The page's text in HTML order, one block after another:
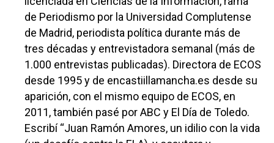
de Periodismo por la Universidad Complutense
de Madrid, periodista política durante más de
tres décadas y entrevistadora semanal (más de
1.000 entrevistas publicadas). Directora de ECOS
desde 1995 y de encastiillamancha.es desde su
aparición, con el mismo equipo de ECOS, en
2011, también pasé por ABC y El Día de Toledo.
Escribí “Juan Ramón Amores, un idilio con la vida
Medio Ambiente
Planeta Rural
Especiales
Política
Galerías